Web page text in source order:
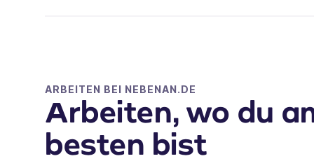
ARBEITEN BEI NEBENAN.DE
Arbeiten, wo du
besten bist